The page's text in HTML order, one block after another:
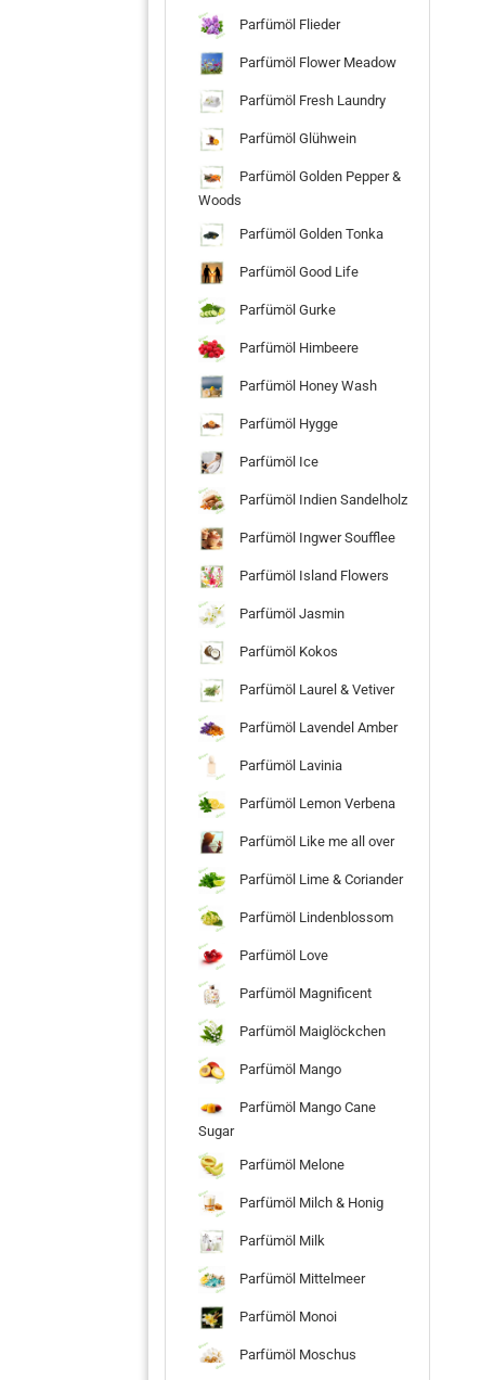
Parfümöl Flieder
Parfümöl Flower Meadow
Parfümöl Fresh Laundry
Parfümöl Glühwein
Parfümöl Golden Pepper &
Woods
Parfümöl Golden Tonka
Parfümöl Good Life
Parfümöl Gurke
Parfümöl Himbeere
Parfümöl Honey Wash
Parfümöl Hygge
Parfümöl Ice
Parfümöl Indien Sandelholz
Parfümöl Ingwer Soufflee
Parfümöl Island Flowers
Parfümöl Jasmin
Parfümöl Kokos
Parfümöl Laurel & Vetiver
Parfümöl Lavendel Amber
Parfümöl Lavinia
Parfümöl Lemon Verbena
Parfümöl Like me all over
Parfümöl Lime & Coriander
Parfümöl Lindenblossom
Parfümöl Love
Parfümöl Magnificent
Parfümöl Maiglöckchen
Parfümöl Mango
Parfümöl Mango Cane
Sugar
Parfümöl Melone
Parfümöl Milch & Honig
Parfümöl Milk
Parfümöl Mittelmeer
Parfümöl Monoi
Parfümöl Moschus